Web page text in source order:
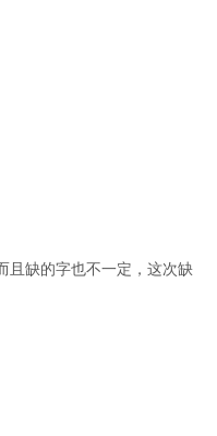
且缺的字也不一定，这次缺